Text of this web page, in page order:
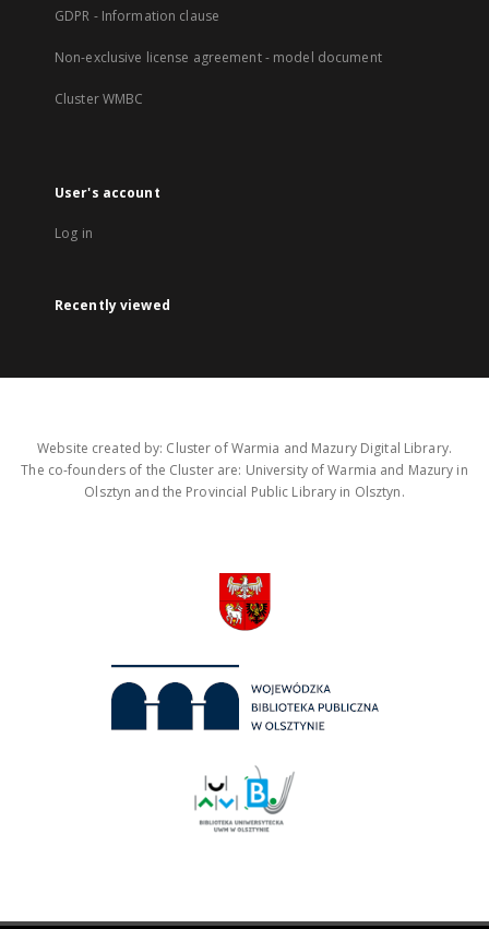
GDPR - Information clause
Non-exclusive license agreement - model document
Cluster WMBC
User's account
Log in
Recently viewed
Website created by: Cluster of Warmia and Mazury Digital Library.
The co-founders of the Cluster are: University of Warmia and Mazury in
Olsztyn and the Provincial Public Library in Olsztyn.